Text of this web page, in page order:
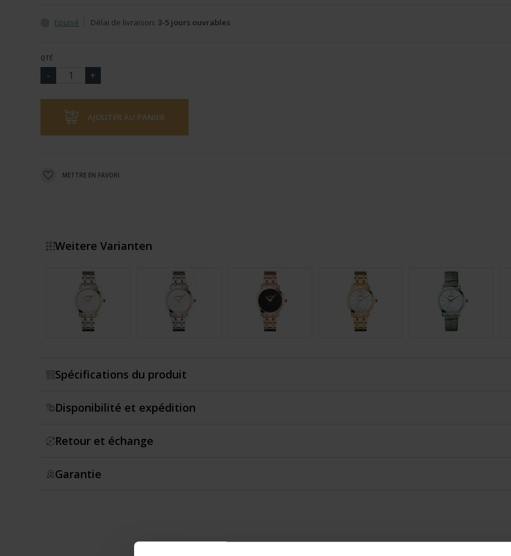
Epuisé Délai de livraison: 3-5 jours ouvrables
QTÉ
AJOUTER AU PANIER
METTRE EN FAVORI
Weitere Varianten
Spécifications du produit
Disponibilité et expédition
Retour et échange
Garantie